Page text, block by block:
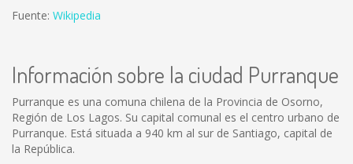
Fuente: Wikipedia
Información sobre la ciudad Purranque
Purranque es una comuna chilena de la Provincia de Osorno,
Región de Los Lagos. Su capital comunal es el centro urbano de
Purranque. Está situada a 940 km al sur de Santiago, capital de
la República.